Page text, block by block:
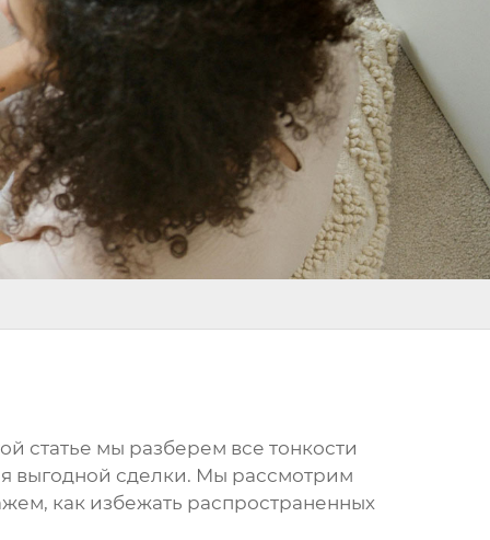
статье мы разберем все тонкости
выгодной сделки. Мы рассмотрим
как избежать распространенных